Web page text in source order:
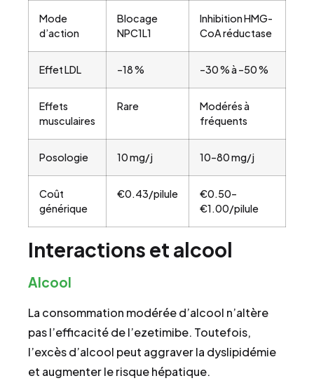
Mode
d’action
Blocage
NPC1L1
Inhibition HMG-
CoA réductase
Effet LDL –18 % –30 % à –50 %
Effets
musculaires
Rare
Modérés à
fréquents
Posologie 10 mg/j 10–80 mg/j
Coût
générique
€0.43/pilule
€0.50–
€1.00/pilule
Interactions et alcool
Alcool
La consommation modérée d’alcool n’altère
pas l’efficacité de l’ezetimibe. Toutefois,
l’excès d’alcool peut aggraver la dyslipidémie
et augmenter le risque hépatique.